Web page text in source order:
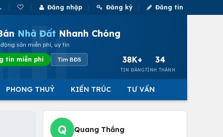
Đăng nhập Đăng ký Đăng tin
Nhà Đất Nhanh Chóng
sản miễn phí, uy tín
tin miễn phí Tìm BĐS 38K+
TIN ĐĂNG
34
TỈNH THÀNH
PHONG THUỶ KIẾN TRÚC TƯ VẤN
Q Quang Thắng